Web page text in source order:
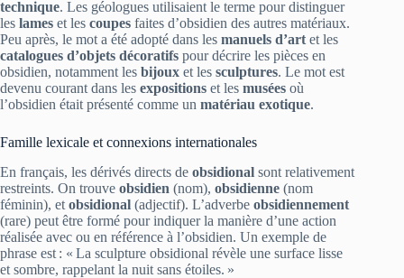
technique. Les géologues utilisaient le terme pour distinguer
les lames et les coupes faites d’obsidien des autres matériaux.
Peu après, le mot a été adopté dans les manuels d’art et les
catalogues d’objets décoratifs pour décrire les pièces en
obsidien, notamment les bijoux et les sculptures. Le mot est
devenu courant dans les expositions et les musées où
l’obsidien était présenté comme un matériau exotique.
Famille lexicale et connexions internationales
En français, les dérivés directs de obsidional sont relativement
restreints. On trouve obsidien (nom), obsidienne (nom
féminin), et obsidional (adjectif). L’adverbe obsidiennement
(rare) peut être formé pour indiquer la manière d’une action
réalisée avec ou en référence à l’obsidien. Un exemple de
phrase est : « La sculpture obsidional révèle une surface lisse
et sombre, rappelant la nuit sans étoiles. »